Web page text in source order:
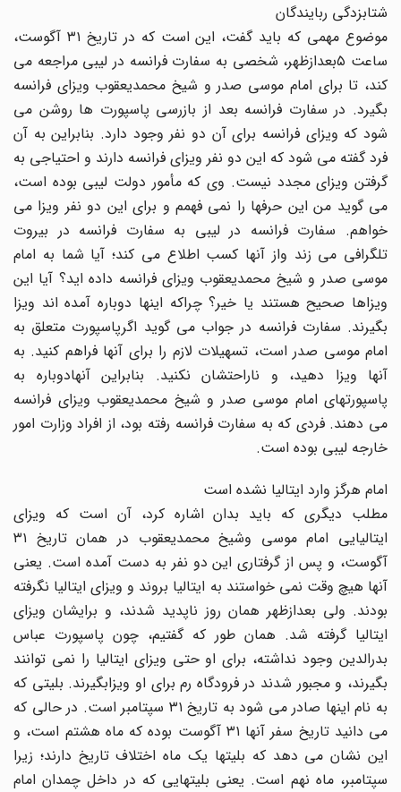
شتابزدگى ربایندگان
موضوع مهمى که باید گفت، این است که در تاریخ ۳۱ آگوست،
ساعت ۵بعدازظهر، شخصى به سفارت فرانسه در لیبى مراجعه مى
کند، تا براى امام موسى صدر و شیخ محمدیعقوب ویزاى فرانسه
بگیرد. در سفارت فرانسه بعد از بازرسى پاسپورت ها روشن مى
شود که ویزاى فرانسه براى آن دو نفر وجود دارد. بنابراین به آن
فرد گفته مى شود که این دو نفر ویزاى فرانسه دارند و احتیاجى به
گرفتن ویزاى مجدد نیست. وى که مأمور دولت لیبى بوده است،
مى گوید من این حرفها را نمى فهمم و براى این دو نفر ویزا مى
خواهم. سفارت فرانسه در لیبى به سفارت فرانسه در بیروت
تلگرافى مى زند واز آنها کسب اطلاع مى کند؛ آیا شما به امام
موسى صدر و شیخ محمدیعقوب ویزاى فرانسه داده اید؟ آیا این
ویزاها صحیح هستند یا خیر؟ چراکه اینها دوباره آمده اند ویزا
بگیرند. سفارت فرانسه در جواب مى گوید اگرپاسپورت متعلق به
امام موسى صدر است، تسهیلات لازم را براى آنها فراهم کنید. به
آنها ویزا دهید، و ناراحتشان نکنید. بنابراین آنهادوباره به
پاسپورتهاى امام موسى صدر و شیخ محمدیعقوب ویزاى فرانسه
مى دهند. فردى که به سفارت فرانسه رفته بود، از افراد وزارت امور
خارجه لیبى بوده است.
امام هرگز وارد ایتالیا نشده است
مطلب دیگرى که باید بدان اشاره کرد، آن است که ویزاى
ایتالیایى امام موسى وشیخ محمدیعقوب در همان تاریخ ۳۱
آگوست، و پس از گرفتارى این دو نفر به دست آمده است. یعنى
آنها هیچ وقت نمى خواستند به ایتالیا بروند و ویزاى ایتالیا نگرفته
بودند. ولى بعدازظهر همان روز ناپدید شدند، و برایشان ویزاى
ایتالیا گرفته شد. همان طور که گفتیم، چون پاسپورت عباس
بدرالدین وجود نداشته، براى او حتى ویزاى ایتالیا را نمى توانند
بگیرند، و مجبور شدند در فرودگاه رم براى او ویزابگیرند. بلیتى که
به نام اینها صادر مى شود به تاریخ ۳۱ سپتامبر است. در حالى که
مى دانید تاریخ سفر آنها ۳۱ آگوست بوده که ماه هشتم است، و
این نشان مى دهد که بلیتها یک ماه اختلاف تاریخ دارند؛ زیرا
سپتامبر، ماه نهم است. یعنى بلیتهایى که در داخل چمدان امام